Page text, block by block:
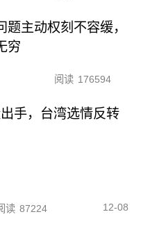
题主动权刻不容缓，
穷
阅读 176594
手，台湾选情反转
读 87224 12-08